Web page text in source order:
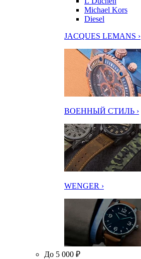
Michael Kors
Diesel
JACQUES LEMANS ›
ВОЕННЫЙ СТИЛЬ ›
WENGER ›
До 5 000 ₽